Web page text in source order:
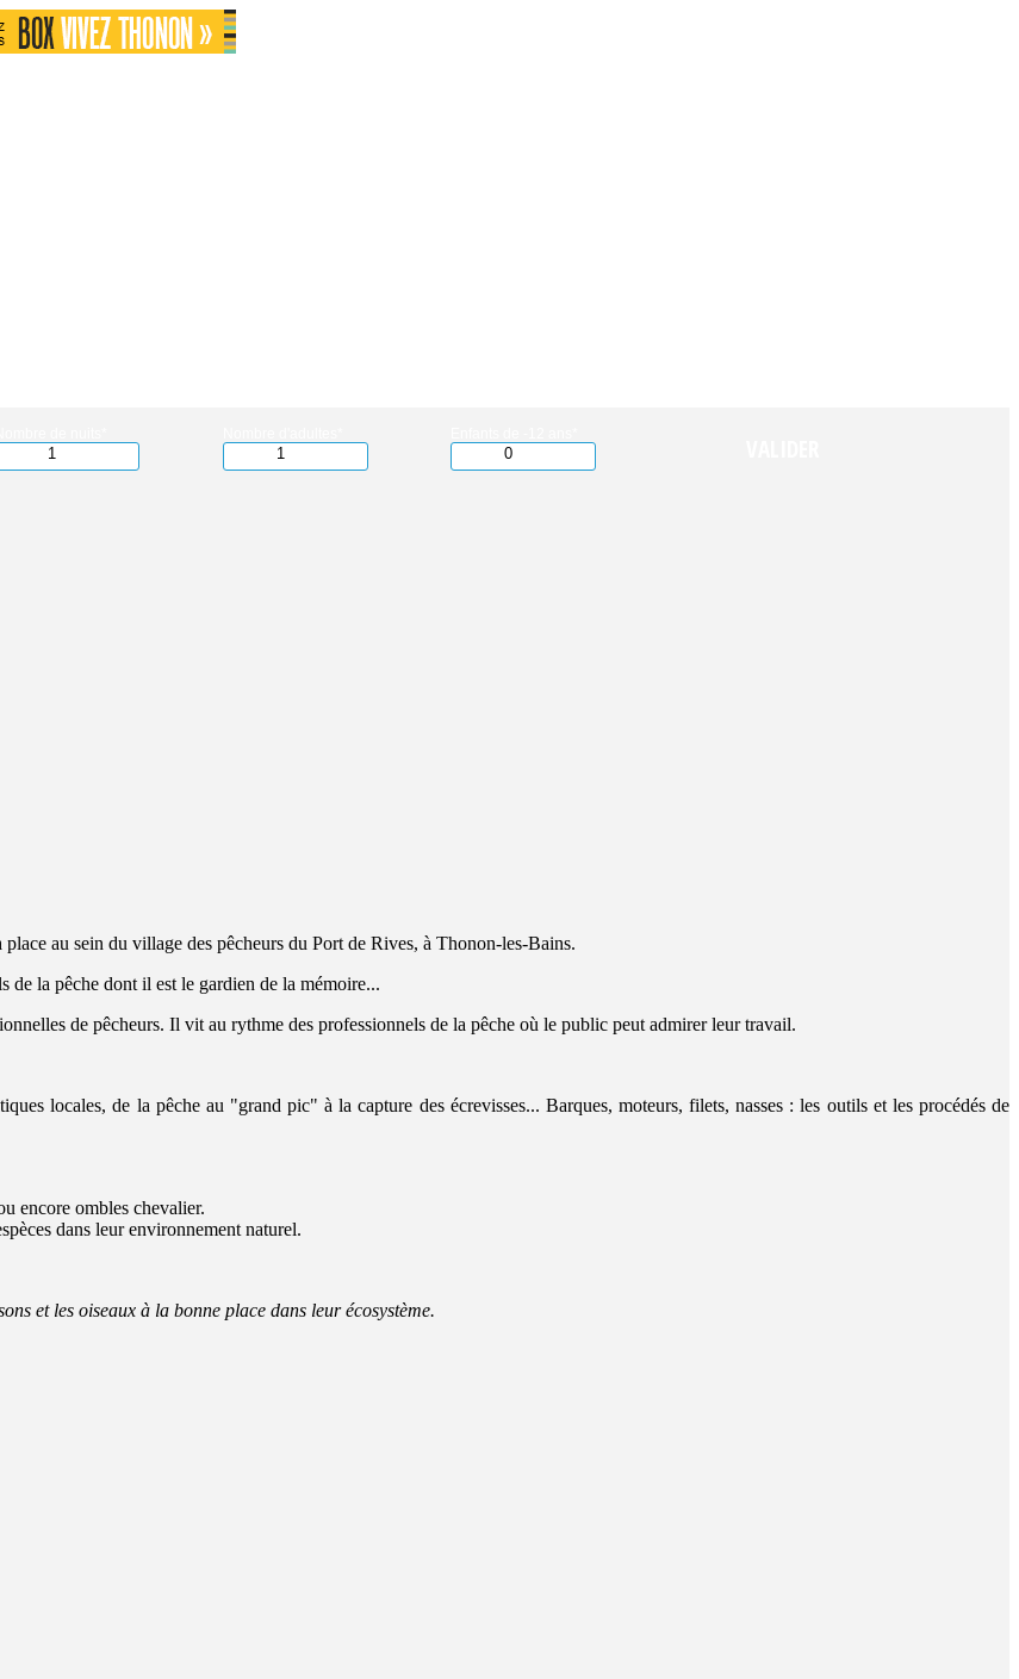
au sein du village des pêcheurs du Port de Rives, à Thonon-les-Bains.
la pêche dont il est le gardien de la mémoire...
de pêcheurs. Il vit au rythme des professionnels de la pêche où le public peut admirer leur travail.
locales, de la pêche au "grand pic" à la capture des écrevisses... Barques, moteurs, filets, nasses : les outils et les procédés de
encore ombles chevalier.
dans leur environnement naturel.
et les oiseaux à la bonne place dans leur écosystème.